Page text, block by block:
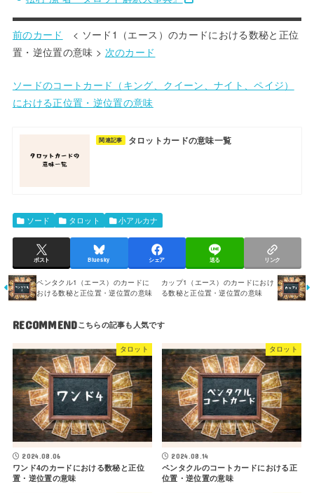
前のカード
< ソード1（エース）のカードにおける数秘と正位
置・逆位置の意味 > 次のカード
ソードのコートカード（キング、クイーン、ナイト、ペイジ）
における正位置・逆位置の意味
関連記事 タロットカードの意味一覧
ソード タロット 小アルカナ
ポスト Bluesky シェア 送る リンク
ペンタクル1（エース）のカードに
おける数秘と正位置・逆位置の意味
カップ1（エース）のカードにおけ
る数秘と正位置・逆位置の意味
RECOMMEND
タロット
2024.08.06
ワンド4のカードにおける数秘と正位
置・逆位置の意味
タロット
2024.08.14
ペンタクルのコートカードにおける正
位置・逆位置の意味